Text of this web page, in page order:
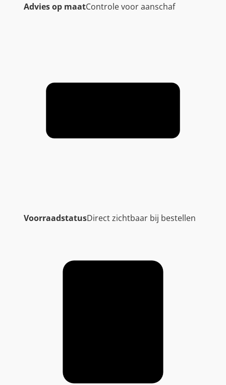
Advies op maatControle voor aanschaf
VoorraadstatusDirect zichtbaar bij bestellen